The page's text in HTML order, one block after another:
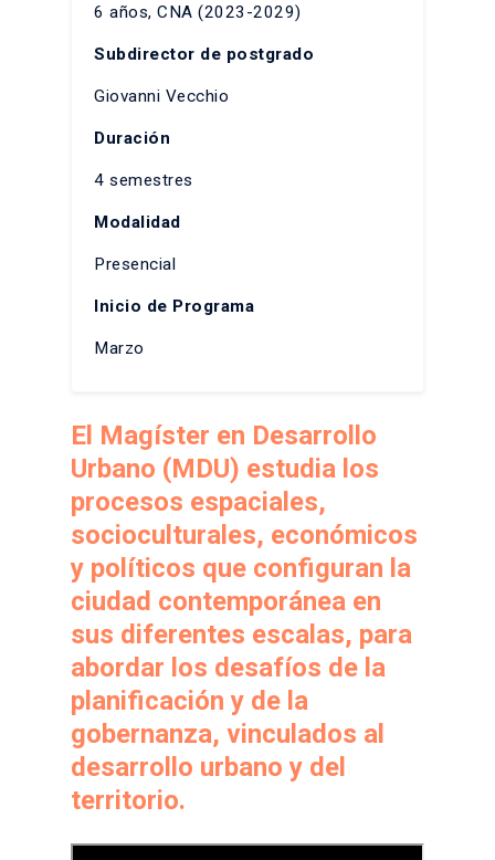
6 años, CNA (2023-2029)
Subdirector de postgrado
Giovanni Vecchio
Duración
4 semestres
Modalidad
Presencial
Inicio de Programa
Marzo
El Magíster en Desarrollo
Urbano (MDU) estudia los
procesos espaciales,
socioculturales, económicos
y políticos que configuran la
ciudad contemporánea en
sus diferentes escalas, para
abordar los desafíos de la
planificación y de la
gobernanza, vinculados al
desarrollo urbano y del
territorio.